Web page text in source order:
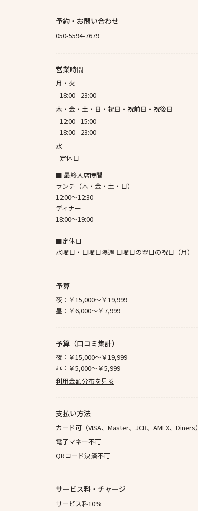
予約・お問い合わせ
050-5594-7679
営業時間
月・火
18:00 - 23:00
木・金・土・日・祝日・祝前日・祝後日
12:00 - 15:00
18:00 - 23:00
水
定休日
■ 最終入店時間
ランチ（木・金・土・日）
12:00～12:30
ディナー
18:00～19:00
■定休日
水曜日・日曜日隔週 日曜日の翌日の祝日（月）
予算
夜： ￥15,000～￥19,999
昼： ￥6,000～￥7,999
予算（口コミ集計）
夜： ￥15,000～￥19,999
昼： ￥5,000～￥5,999
利用金額分布を見る
支払い方法
カード可（VISA、Master、JCB、AMEX、Diners）
電子マネー不可
QRコード決済不可
サービス料・チャージ
サービス料10%